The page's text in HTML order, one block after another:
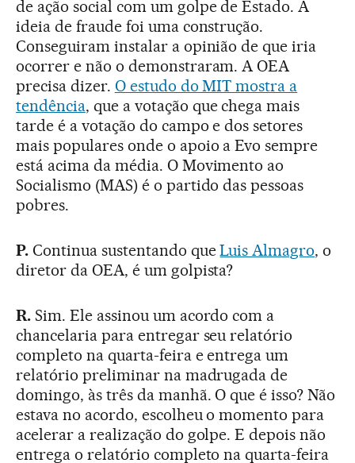
de ação social com um golpe de Estado. A
ideia de fraude foi uma construção.
Conseguiram instalar a opinião de que iria
ocorrer e não o demonstraram. A OEA
precisa dizer. O estudo do MIT mostra a
tendência, que a votação que chega mais
tarde é a votação do campo e dos setores
mais populares onde o apoio a Evo sempre
está acima da média. O Movimento ao
Socialismo (MAS) é o partido das pessoas
pobres.
P.Continua sustentando queLuis Almagro, o
diretor da OEA, é um golpista?
R.Sim. Ele assinou um acordo com a
chancelaria para entregar seu relatório
completo na quarta-feira e entrega um
relatório preliminar na madrugada de
domingo, às três da manhã. O que é isso? Não
estava no acordo, escolheu o momento para
acelerar a realização do golpe. E depois não
entrega o relatório completo na quarta-feira